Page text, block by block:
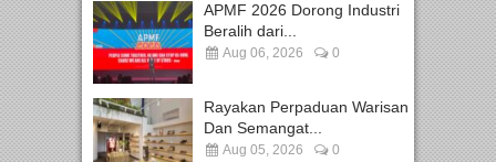
APMF 2026 Dorong Industri
Beralih dari...
Aug 06, 2026 0
Rayakan Perpaduan Warisan
Dan Semangat...
Aug 05, 2026 0